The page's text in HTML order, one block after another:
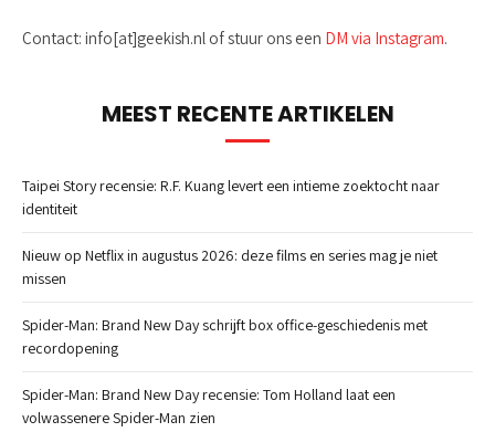
Contact: info[at]geekish.nl of stuur ons een DM via Instagram.
MEEST RECENTE ARTIKELEN
Taipei Story recensie: R.F. Kuang levert een intieme zoektocht naar
identiteit
Nieuw op Netflix in augustus 2026: deze films en series mag je niet
missen
Spider-Man: Brand New Day schrijft box office-geschiedenis met
recordopening
Spider-Man: Brand New Day recensie: Tom Holland laat een
volwassenere Spider-Man zien